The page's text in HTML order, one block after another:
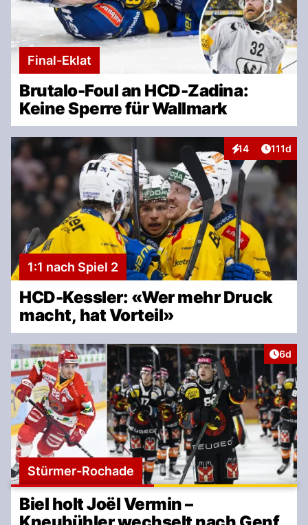
Final-Eklat
Brutalo-Foul an HCD-Zadina:
Keine Sperre für Wallmark
14
Interaktionen
Artikel
111d
1:1 nach Spiel 2
HCD-Kessler: «Wer mehr Druck
macht, hat Vorteil»
6d
Stürmer-Rochade
Biel holt Joël Vermin –